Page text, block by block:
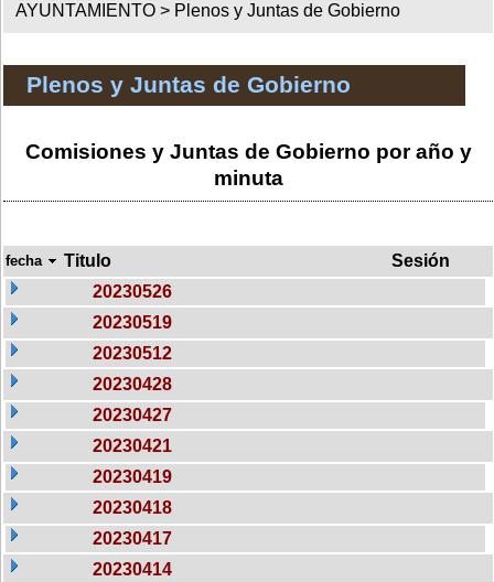
AYUNTAMIENTO > Plenos y Juntas de Gobierno
Plenos y Juntas de Gobierno
Comisiones y Juntas de Gobierno por año y
minuta
fecha Titulo
Sesión
20230526
20230519
20230512
20230428
20230427
20230421
20230419
20230418
20230417
20230414